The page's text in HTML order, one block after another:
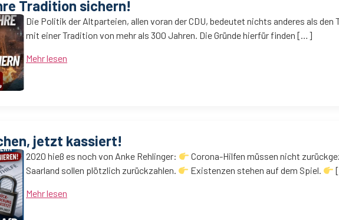
Tradition sichern!
Die Politik der Altparteien, allen voran der CDU, bedeutet nichts anderes als
mit einer Tradition von mehr als 300 Jahren. Die Gründe hierfür finden […]
Mehr lesen
jetzt kassiert!
2020 hieß es noch von Anke Rehlinger: Corona-Hilfen müssen nicht
Saarland sollen plötzlich zurückzahlen.
Existenzen stehen auf dem Spiel.
Mehr lesen